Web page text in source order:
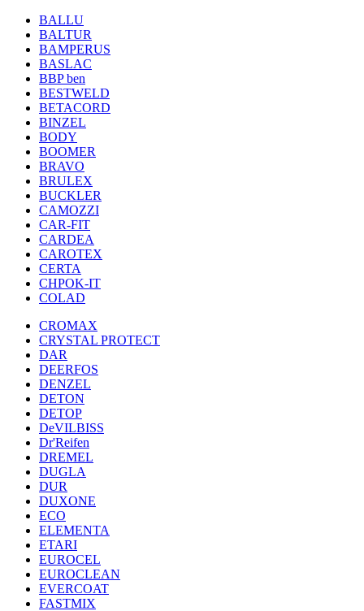
BALLU
BALTUR
BAMPERUS
BASLAC
BBP ben
BESTWELD
BETACORD
BINZEL
BODY
BOOMER
BRAVO
BRULEX
BUCKLER
CAMOZZI
CAR-FIT
CARDEA
CAROTEX
CERTA
CHPOK-IT
COLAD
CROMAX
CRYSTAL PROTECT
DAR
DEERFOS
DENZEL
DETON
DETOP
DeVILBISS
Dr'Reifen
DREMEL
DUGLA
DUR
DUXONE
ECO
ELEMENTA
ETARI
EUROCEL
EUROCLEAN
EVERCOAT
FASTMIX